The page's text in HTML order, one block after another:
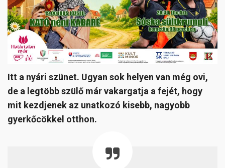
Itt a nyári szünet. Ugyan sok helyen van még ovi,
de a legtöbb szülő már vakargatja a fejét, hogy
mit kezdjenek az unatkozó kisebb, nagyobb
gyerkőcökkel otthon.